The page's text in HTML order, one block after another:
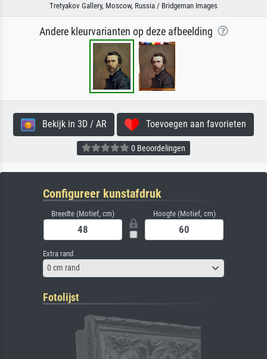
Tretyakov Gallery, Moscow, Russia / Bridgeman Images
Andere kleurvarianten op deze afbeelding
Bekijk in 3D / AR Toevoegen aan favorieten
0 Beoordelingen
Configureer kunstafdruk
Breedte (Motief, cm) Hoogte (Motief, cm)
Extra rand
0 cm rand
Fotolijst